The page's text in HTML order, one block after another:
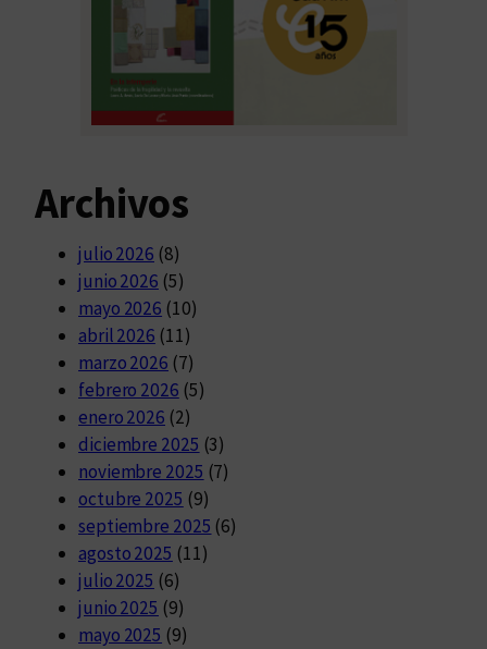
Archivos
julio 2026 (8)
junio 2026 (5)
mayo 2026 (10)
abril 2026 (11)
marzo 2026 (7)
febrero 2026 (5)
enero 2026 (2)
diciembre 2025 (3)
noviembre 2025 (7)
octubre 2025 (9)
septiembre 2025 (6)
agosto 2025 (11)
julio 2025 (6)
junio 2025 (9)
mayo 2025 (9)